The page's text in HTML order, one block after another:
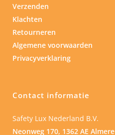
Verzenden
Klachten
Retourneren
Algemene voorwaarden
Privacyverklaring
Contact informatie
Safety Lux Nederland B.V.
Neonweg 170, 1362 AE Almere